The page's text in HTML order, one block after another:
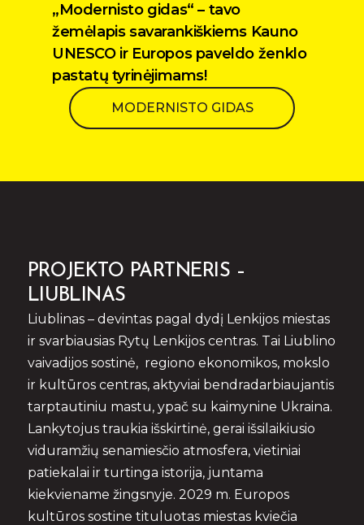
„Modernisto gidas“ – tavo
žemėlapis savarankiškiems Kauno
UNESCO ir Europos paveldo ženklo
pastatų tyrinėjimams!
MODERNISTO GIDAS
PROJEKTO PARTNERIS –
LIUBLINAS
Liublinas – devintas pagal dydį Lenkijos miestas
ir svarbiausias Rytų Lenkijos centras. Tai Liublino
vaivadijos sostinė, regiono ekonomikos, mokslo
ir kultūros centras, aktyviai bendradarbiaujantis
tarptautiniu mastu, ypač su kaimynine Ukraina.
Lankytojus traukia išskirtinė, gerai išsilaikiusio
viduramžių senamiesčio atmosfera, vietiniai
patiekalai ir turtinga istorija, juntama
kiekviename žingsnyje. 2029 m. Europos
kultūros sostine tituluotas miestas kviečia